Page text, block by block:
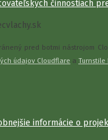
činnostiach
pred botmi nástrojom
údajov Cloudflare a Turnstile
informácie o